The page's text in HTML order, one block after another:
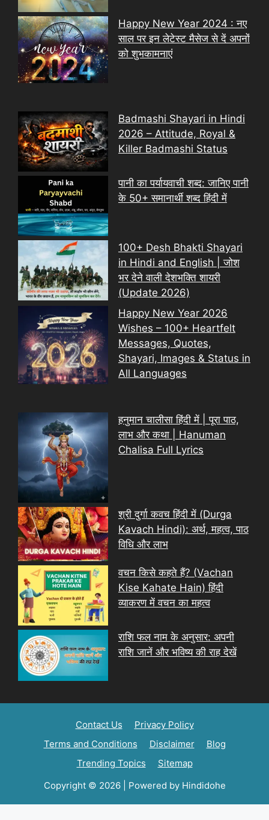
Happy New Year 2024 : नए
साल पर इन लेटेस्ट मैसेज से दें अपनों
को शुभकामनाएं
Badmashi Shayari in Hindi
2026 – Attitude, Royal &
Killer Badmashi Status
पानी का पर्यायवाची शब्द: जानिए पानी
के 50+ समानार्थी शब्द हिंदी में
100+ Desh Bhakti Shayari
in Hindi and English | जोश
भर देने वाली देशभक्ति शायरी
(Update 2026)
Happy New Year 2026
Wishes – 100+ Heartfelt
Messages, Quotes,
Shayari, Images & Status in
All Languages
हनुमान चालीसा हिंदी में | पूरा पाठ,
लाभ और कथा | Hanuman
Chalisa Full Lyrics
श्री दुर्गा कवच हिंदी में (Durga
Kavach Hindi): अर्थ, महत्व, पाठ
विधि और लाभ
वचन किसे कहते हैं? (Vachan
Kise Kahate Hain) हिंदी
व्याकरण में वचन का महत्व
राशि फल नाम के अनुसार: अपनी
राशि जानें और भविष्य की राह देखें
Contact Us
Privacy Policy
Terms and Conditions
Disclaimer
Blog
Trending Topics
Sitemap
Copyright © 2026 | Powered by Hindidohe